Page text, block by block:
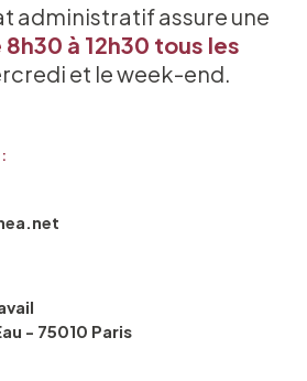
administratif assure une
8h30 à 12h30 tous les
et le week-end.
- 75010 Paris